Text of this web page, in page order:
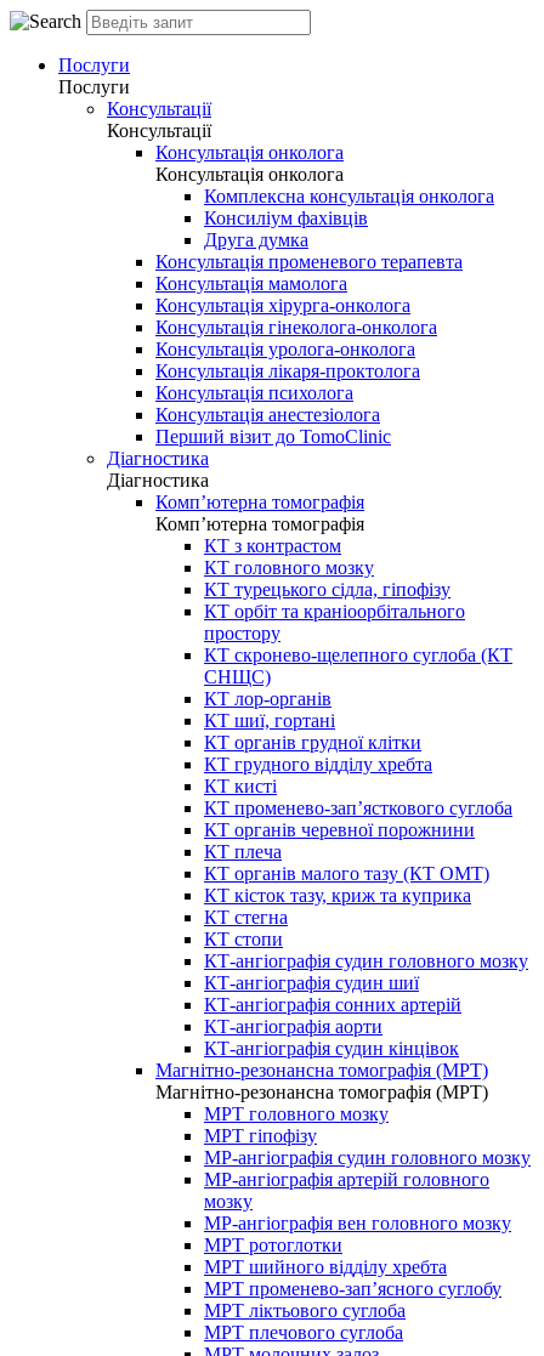
Послуги
Послуги
Консультації
Консультації
Консультація онколога
Консультація онколога
Комплексна консультація онколога
Консиліум фахівців
Друга думка
Консультація променевого терапевта
Консультація мамолога
Консультація хірурга-онколога
Консультація гінеколога-онколога
Консультація уролога-онколога
Консультація лікаря-проктолога
Консультація психолога
Консультація анестезіолога
Перший візит до TomoClinic
Діагностика
Діагностика
Комп’ютерна томографія
Комп’ютерна томографія
КТ з контрастом
КТ головного мозку
КТ турецького сідла, гіпофізу
КТ орбіт та краніоорбітального
простору
КТ скронево-щелепного суглоба (КТ
СНЩС)
КТ лор-органів
КТ шиї, гортані
КТ органів грудної клітки
КТ грудного відділу хребта
КТ кисті
КТ променево-зап’ясткового суглоба
КТ органів черевної порожнини
КТ плеча
КТ органів малого тазу (КТ ОМТ)
КТ кісток тазу, криж та куприка
КТ стегна
КТ стопи
КТ-ангіографія судин головного мозку
КТ-ангіографія судин шиї
КТ-ангіографія сонних артерій
КТ-ангіографія аорти
КТ-ангіографія судин кінцівок
Магнітно-резонансна томографія (МРТ)
Магнітно-резонансна томографія (МРТ)
МРТ головного мозку
МРТ гіпофізу
МР-ангіографія судин головного мозку
МР-ангіографія артерій головного
мозку
МР-ангіографія вен головного мозку
МРТ ротоглотки
МРТ шийного відділу хребта
МРТ променево-зап’ясного суглобу
МРТ ліктьового суглоба
МРТ плечового суглоба